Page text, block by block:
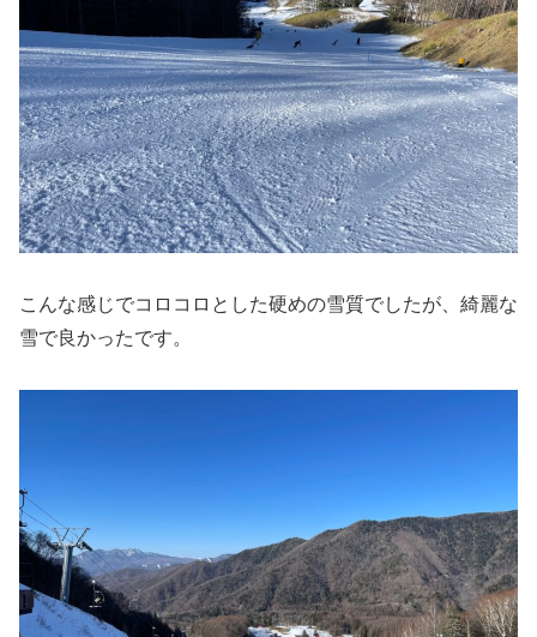
こんな感じでコロコロとした硬めの雪質でしたが、綺麗な
雪で良かったです。